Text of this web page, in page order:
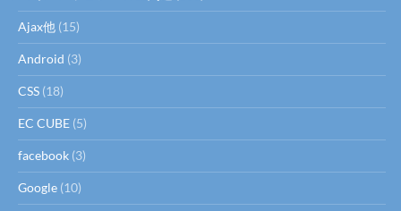
Ajax他 (15)
Android (3)
CSS (18)
EC CUBE (5)
facebook (3)
Google (10)